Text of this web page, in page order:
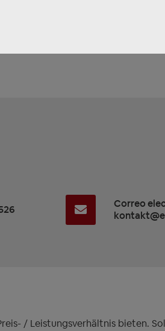
Correo
/ Leistungsverhältnis bieten.